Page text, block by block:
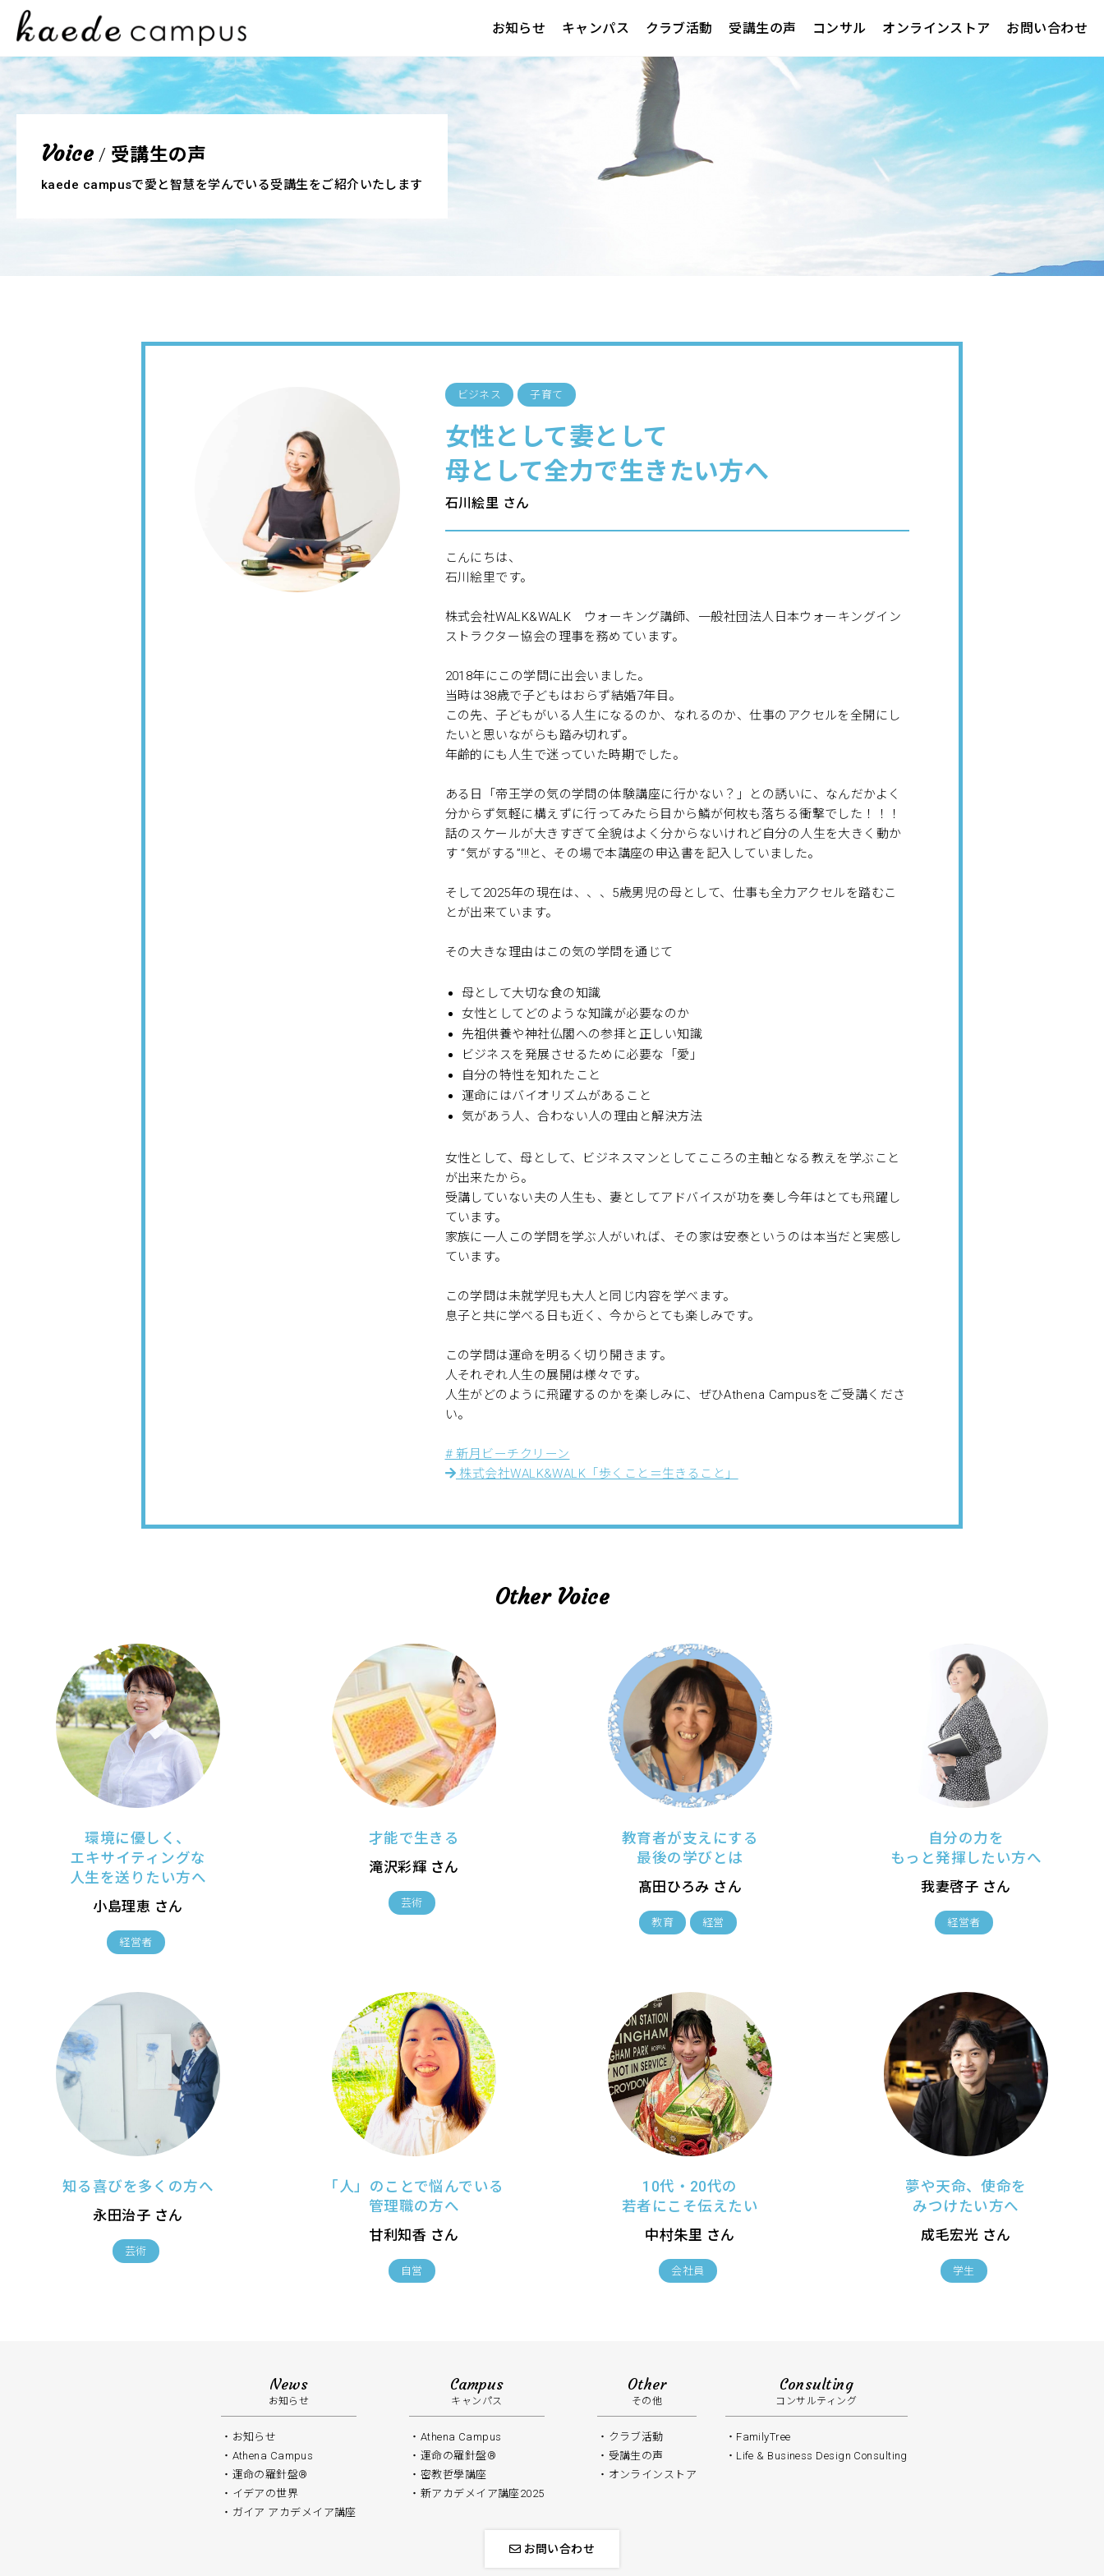
お知らせ キャンパス クラブ活動 受講生の声 コンサル オンラインストア お問い合わせ
Voice / 受講生の声
kaede campusで愛と智慧を学んでいる受講生をご紹介いたします
ビジネス 子育て
女性として妻として
母として全力で生きたい方へ
石川絵里 さん
こんにちは、
石川絵里です。
株式会社WALK&WALK ウォーキング講師、一般社団法人日本ウォーキングイン
ストラクター協会の理事を務めています。
2018年にこの学問に出会いました。
当時は38歳で子どもはおらず結婚7年目。
この先、子どもがいる人生になるのか、なれるのか、仕事のアクセルを全開にし
たいと思いながらも踏み切れず。
年齢的にも人生で迷っていた時期でした。
ある日「帝王学の気の学問の体験講座に行かない？」との誘いに、なんだかよく
分からず気軽に構えずに行ってみたら目から鱗が何枚も落ちる衝撃でした！！！
話のスケールが大きすぎて全貌はよく分からないけれど自分の人生を大きく動か
す “気がする”!!!と、その場で本講座の申込書を記入していました。
そして2025年の現在は、、、5歳男児の母として、仕事も全力アクセルを踏むこ
とが出来ています。
その大きな理由はこの気の学問を通じて
母として大切な食の知識
女性としてどのような知識が必要なのか
先祖供養や神社仏閣への参拝と正しい知識
ビジネスを発展させるために必要な「愛」
自分の特性を知れたこと
運命にはバイオリズムがあること
気があう人、合わない人の理由と解決方法
女性として、母として、ビジネスマンとしてこころの主軸となる教えを学ぶこと
が出来たから。
受講していない夫の人生も、妻としてアドバイスが功を奏し今年はとても飛躍し
ています。
家族に一人この学問を学ぶ人がいれば、その家は安泰というのは本当だと実感し
ています。
この学問は未就学児も大人と同じ内容を学べます。
息子と共に学べる日も近く、今からとても楽しみです。
この学問は運命を明るく切り開きます。
人それぞれ人生の展開は様々です。
人生がどのように飛躍するのかを楽しみに、ぜひAthena Campusをご受講くださ
い。
# 新月ビーチクリーン
株式会社WALK&WALK「歩くこと＝生きること」
Other Voice
環境に優しく、
エキサイティングな
人生を送りたい方へ
小島理恵 さん
経営者
才能で生きる
滝沢彩輝 さん
芸術
教育者が支えにする
最後の学びとは
髙田ひろみ さん
教育 経営
自分の力を
もっと発揮したい方へ
我妻啓子 さん
経営者
知る喜びを多くの方へ
永田治子 さん
芸術
「人」のことで悩んでいる
管理職の方へ
甘利知香 さん
自営
10代・20代の
若者にこそ伝えたい
中村朱里 さん
会社員
夢や天命、使命を
みつけたい方へ
成毛宏光 さん
学生
News
お知らせ
お知らせ
Athena Campus
運命の羅針盤®️
イデアの世界
ガイア アカデメイア講座
Campus
キャンパス
Athena Campus
運命の羅針盤®
密教哲學講座
新アカデメイア講座2025
Other
その他
クラブ活動
受講生の声
オンラインストア
Consulting
コンサルティング
FamilyTree
Life & Business Design Consulting
お問い合わせ